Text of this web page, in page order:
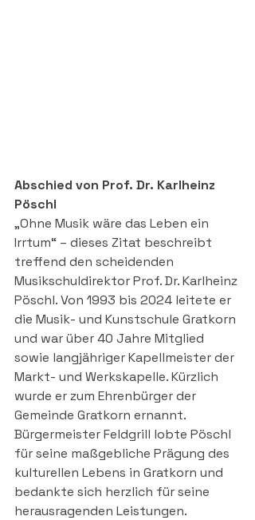
Abschied von Prof. Dr. Karlheinz
Pöschl
„Ohne Musik wäre das Leben ein
Irrtum“ – dieses Zitat beschreibt
treffend den scheidenden
Musikschuldirektor Prof. Dr. Karlheinz
Pöschl. Von 1993 bis 2024 leitete er
die Musik- und Kunstschule Gratkorn
und war über 40 Jahre Mitglied
sowie langjähriger Kapellmeister der
Markt- und Werkskapelle. Kürzlich
wurde er zum Ehrenbürger der
Gemeinde Gratkorn ernannt.
Bürgermeister Feldgrill lobte Pöschl
für seine maßgebliche Prägung des
kulturellen Lebens in Gratkorn und
bedankte sich herzlich für seine
herausragenden Leistungen.